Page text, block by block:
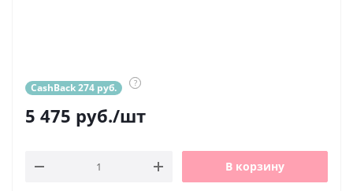
CashBack 274 руб. ?
5 475 руб./шт
В корзину